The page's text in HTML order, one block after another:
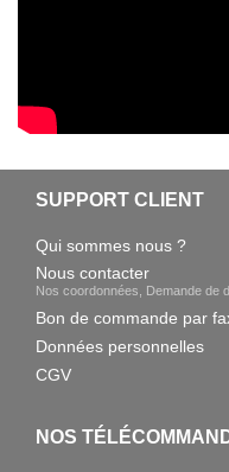
SUPPORT CLIENT
Qui sommes nous ?
Nous contacter
Nos coordonnées, Demande de
Bon de commande par
Données personnelles
CGV
NOS